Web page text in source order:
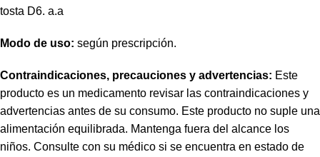
tosta D6. a.a
Modo de uso: según prescripción.
Contraindicaciones, precauciones y advertencias: Este
producto es un medicamento revisar las contraindicaciones y
advertencias antes de su consumo. Este producto no suple una
alimentación equilibrada. Mantenga fuera del alcance los
niños. Consulte con su médico si se encuentra en estado de